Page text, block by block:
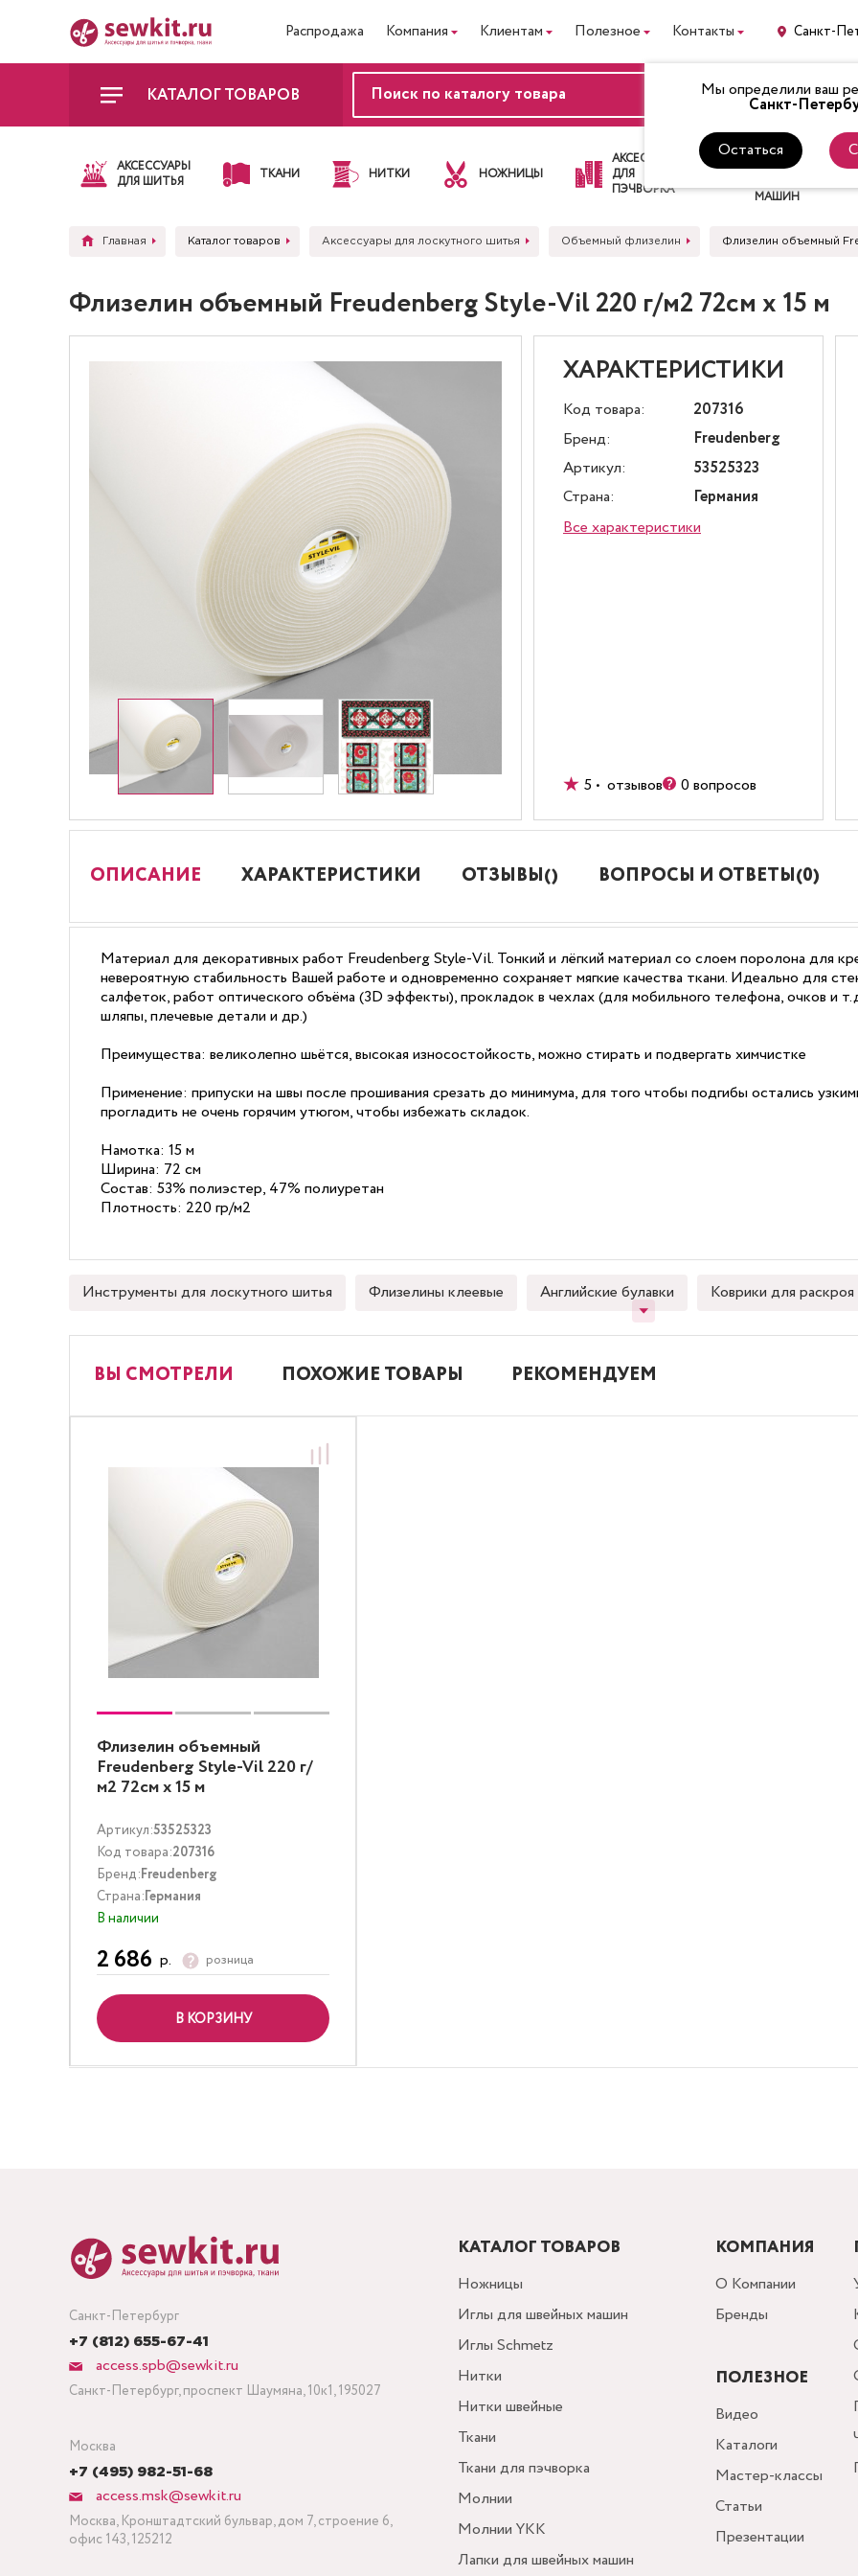
Распродажа Компания Клиентам Полезное Контакты Санкт-
Мы определили ваш
Санкт-
Остаться
КАТАЛОГ ТОВАРОВ ВХОД
АКСЕССУАРЫ
ДЛЯ ШИТЬЯ
ТКАНИ НИТКИ НОЖНИЦЫ
АКСЕССУАРЫ
ДЛЯ
ПЭЧВОРКА
ЛАПКИ
ДЛЯ
МАШИН
Главная Каталог товаров Аксессуары для лоскутного шитья Объемный флизелин Флизелин объемный
Флизелин объемный Freudenberg Style-Vil 220 г/м2 72см х 15 м
ХАРАКТЕРИСТИКИ
Код товара:
207316
Бренд:
Freudenberg
Артикул:
53525323
Страна:
Германия
Все характеристики
5 • отзывов 0 вопросов
ОПИСАНИЕ ХАРАКТЕРИСТИКИ ОТЗЫВЫ() ВОПРОСЫ И ОТВЕТЫ(0)
Материал для декоративных работ Freudenberg Style-Vil. Тонкий и лёгкий материал со слоем поролона для
невероятную стабильность Вашей работе и одновременно сохраняет мягкие качества ткани. Идеально для
салфеток, работ оптического объёма (3D эффекты), прокладок в чехлах (для мобильного телефона, очков и
шляпы, плечевые детали и др.)
Преимущества: великолепно шьётся, высокая износостойкость, можно стирать и подвергать химчистке
Применение: припуски на швы после прошивания срезать до минимума, для того чтобы подгибы остались
прогладить не очень горячим утюгом, чтобы избежать складок.
Намотка: 15 м
Ширина: 72 см
Состав: 53% полиэстер, 47% полиуретан
Плотность: 220 гр/м2
Инструменты для лоскутного шитья Флизелины клеевые Английские булавки Коврики для раскроя
ВЫ СМОТРЕЛИ ПОХОЖИЕ ТОВАРЫ РЕКОМЕНДУЕМ
Флизелин объемный
Freudenberg Style-Vil 220 г/
м2 72см х 15 м
Артикул:53525323
Код товара:207316
Бренд:Freudenberg
Страна:Германия
В наличии
2 686 р. розница
В КОРЗИНУ
Санкт-Петербург
+7 (812) 655-67-41
access.spb@sewkit.ru
Санкт-Петербург, проспект Шаумяна, 10к1, 195027
Москва
+7 (495) 982-51-68
access.msk@sewkit.ru
Москва, Кронштадтский бульвар, дом 7, строение 6,
офис 143, 125212
КАТАЛОГ ТОВАРОВ
Ножницы
Иглы для швейных машин
Иглы Schmetz
Нитки
Нитки швейные
Ткани
Ткани для пэчворка
Молнии
Молнии YKK
Лапки для швейных машин
КОМПАНИЯ
О Компании
Бренды
ПОЛЕЗНОЕ
Видео
Каталоги
Мастер-классы
Статьи
Презентации